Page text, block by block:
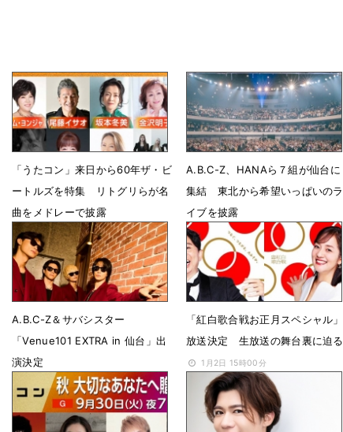
「うたコン」来日から60年ザ・ビ
ートルズを特集 リトグリらが名
曲をメドレーで披露
6月8日 12時38分
A.B.C-Z、HANAら７組が仙台に
集結 東北から希望いっぱいのラ
イブを披露
3月6日 13時03分
A.B.C-Z＆サバシスター
「Venue101 EXTRA in 仙台」出
演決定
1月20日 18時24分
「紅白歌合戦お正月スペシャル」
放送決定 生放送の舞台裏に迫る
1月2日 15時00分